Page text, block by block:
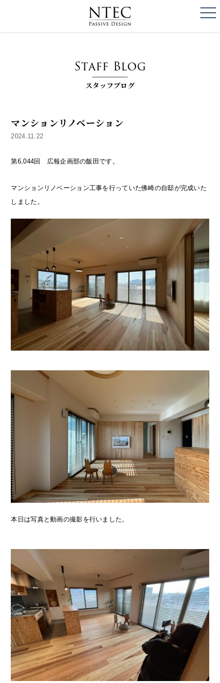
Staff Blog
スタッフブログ
マンションリノベーション
2024.11.22
第6,044回 広報企画部の飯田です。
マンションリノベーション工事を行っていた佛崎の自邸が完成いた
しました。
本日は写真と動画の撮影を行いました。